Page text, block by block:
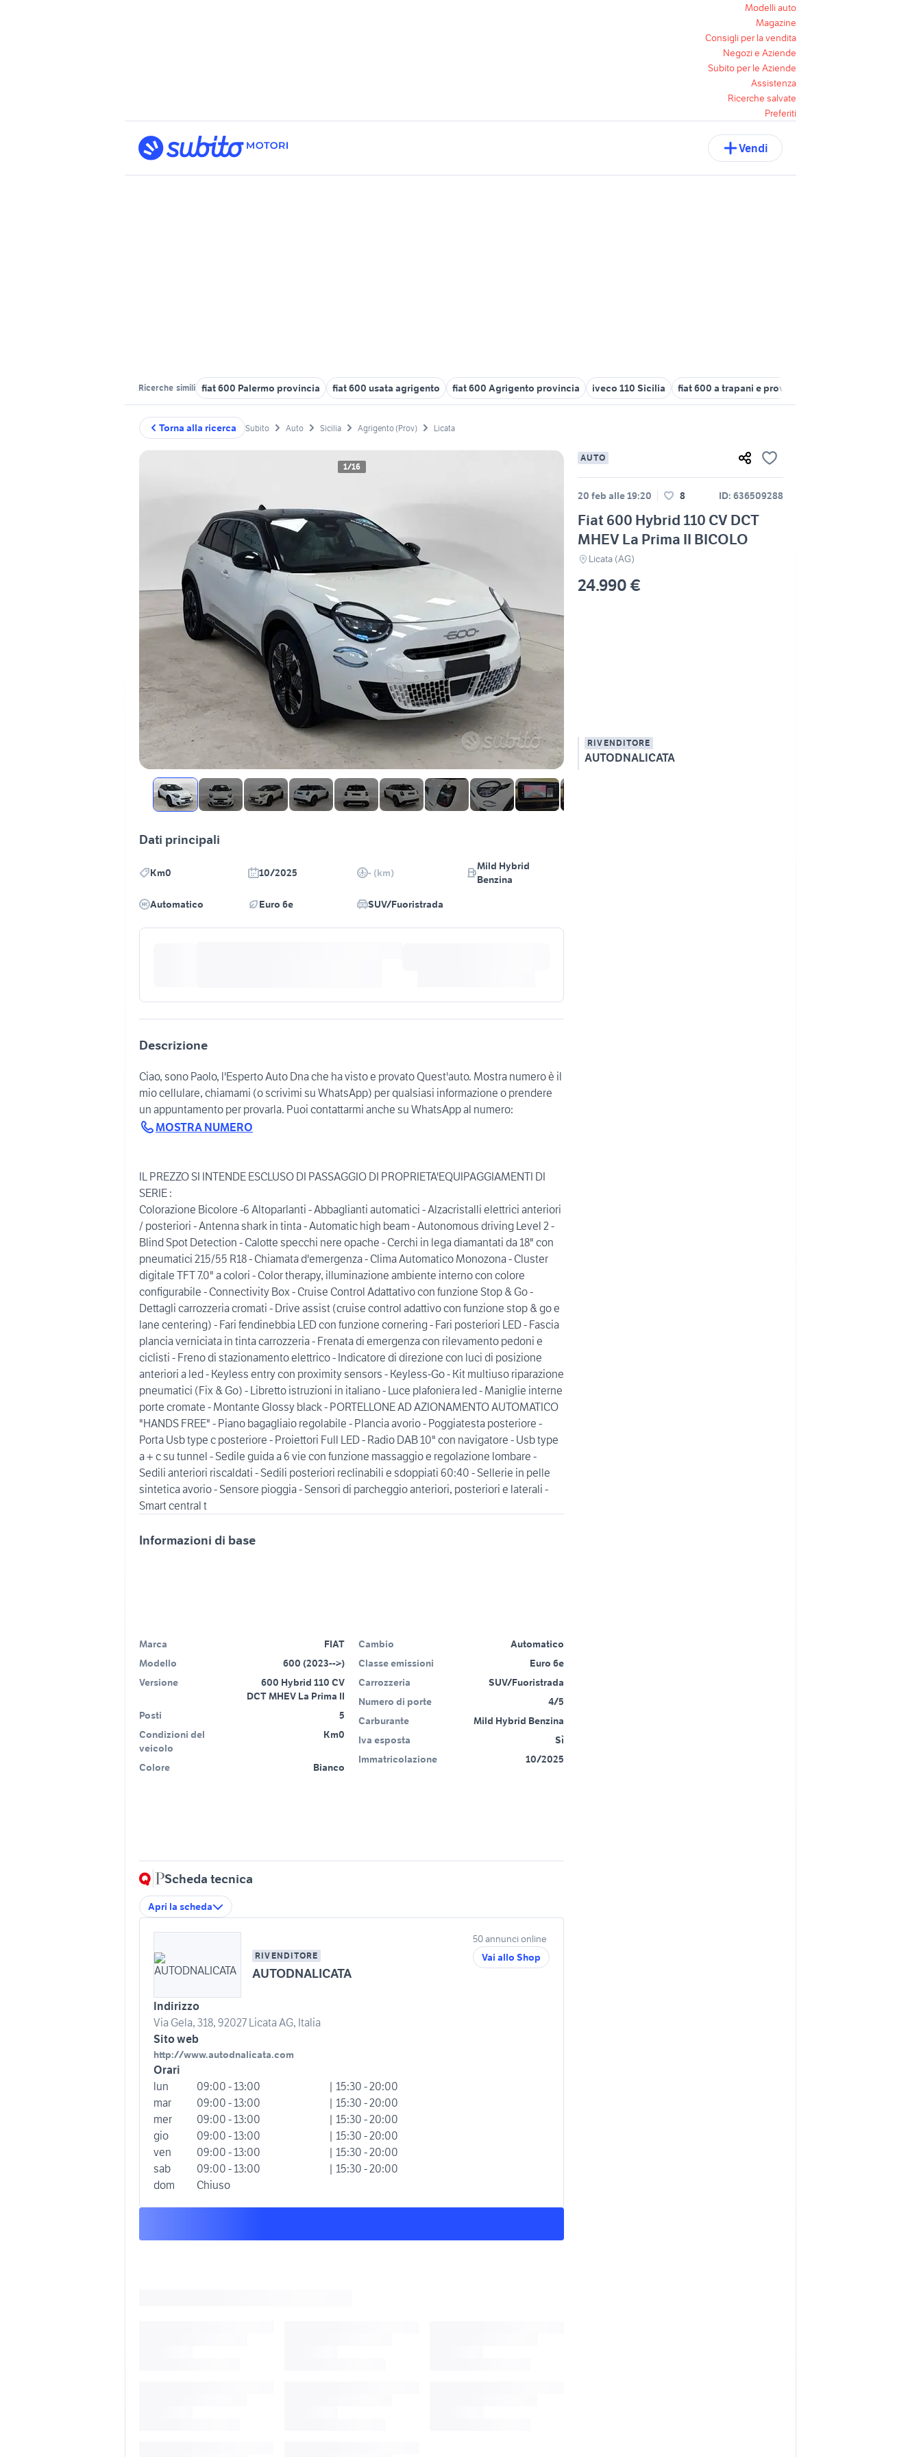
Modelli auto
Magazine
Consigli per la vendita
Negozi e Aziende
Subito per le Aziende
Assistenza
Ricerche salvate
Preferiti
Vendi
Ricerche simili fiat 600 Palermo provincia fiat 600 usata agrigento fiat 600 Agrigento provincia iveco 110 Sicilia fiat 600 a trapani e provincia
Torna alla ricerca Subito Auto Sicilia Agrigento (Prov) Licata
1/16
AUTO
20 feb alle 19:20 8 ID: 636509288
Fiat 600 Hybrid 110 CV DCT
MHEV La Prima II BICOLO
Licata (AG)
24.990 €
RIVENDITORE
AUTODNALICATA
Dati principali
Km0 10/2025 - (km)
Mild Hybrid
Benzina
Automatico
Euro 6e SUV/Fuoristrada
Descrizione
Ciao, sono Paolo, l'Esperto Auto Dna che ha visto e provato Quest'auto. Mostra numero è il
mio cellulare, chiamami (o scrivimi su WhatsApp) per qualsiasi informazione o prendere
un appuntamento per provarla. Puoi contattarmi anche su WhatsApp al numero:
MOSTRA NUMERO
IL PREZZO SI INTENDE ESCLUSO DI PASSAGGIO DI PROPRIETA'EQUIPAGGIAMENTI DI
SERIE :
Colorazione Bicolore -6 Altoparlanti - Abbaglianti automatici - Alzacristalli elettrici anteriori
/ posteriori - Antenna shark in tinta - Automatic high beam - Autonomous driving Level 2 -
Blind Spot Detection - Calotte specchi nere opache - Cerchi in lega diamantati da 18" con
pneumatici 215/55 R18 - Chiamata d'emergenza - Clima Automatico Monozona - Cluster
digitale TFT 7.0" a colori - Color therapy, illuminazione ambiente interno con colore
configurabile - Connectivity Box - Cruise Control Adattativo con funzione Stop & Go -
Dettagli carrozzeria cromati - Drive assist (cruise control adattivo con funzione stop & go e
lane centering) - Fari fendinebbia LED con funzione cornering - Fari posteriori LED - Fascia
plancia verniciata in tinta carrozzeria - Frenata di emergenza con rilevamento pedoni e
ciclisti - Freno di stazionamento elettrico - Indicatore di direzione con luci di posizione
anteriori a led - Keyless entry con proximity sensors - Keyless-Go - Kit multiuso riparazione
pneumatici (Fix & Go) - Libretto istruzioni in italiano - Luce plafoniera led - Maniglie interne
porte cromate - Montante Glossy black - PORTELLONE AD AZIONAMENTO AUTOMATICO
"HANDS FREE" - Piano bagagliaio regolabile - Plancia avorio - Poggiatesta posteriore -
Porta Usb type c posteriore - Proiettori Full LED - Radio DAB 10" con navigatore - Usb type
a + c su tunnel - Sedile guida a 6 vie con funzione massaggio e regolazione lombare -
Sedili anteriori riscaldati - Sedili posteriori reclinabili e sdoppiati 60:40 - Sellerie in pelle
sintetica avorio - Sensore pioggia - Sensori di parcheggio anteriori, posteriori e laterali -
Smart central t
Informazioni di base
Marca
FIAT
Modello
600 (2023-->)
Versione
600 Hybrid 110 CV
DCT MHEV La Prima II
Posti
5
Condizioni del
veicolo
Km0
Colore Bianco
Cambio
Automatico
Classe emissioni
Euro 6e
Carrozzeria
SUV/Fuoristrada
Numero di porte
4/5
Carburante
Mild Hybrid Benzina
Iva esposta
Sì
Immatricolazione
10/2025
Scheda tecnica
Apri la scheda
RIVENDITORE
AUTODNALICATA
Indirizzo
Via Gela, 318, 92027 Licata AG, Italia
Sito web
http://www.autodnalicata.com
Orari
lun
09:00 - 13:00
| 15:30 - 20:00
mar
09:00 - 13:00
| 15:30 - 20:00
mer
09:00 - 13:00
| 15:30 - 20:00
gio
09:00 - 13:00
| 15:30 - 20:00
ven
09:00 - 13:00
| 15:30 - 20:00
sab
09:00 - 13:00
| 15:30 - 20:00
dom
Chiuso
50 annunci online
Vai allo Shop